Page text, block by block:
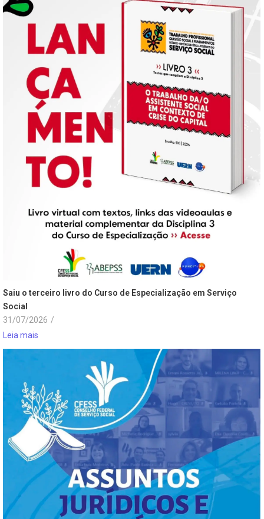
Saiu o terceiro livro do Curso de Especialização em Serviço
Social
31/07/2026 /
Leia mais